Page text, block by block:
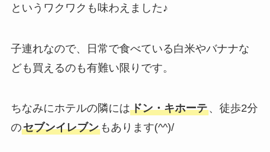
というワクワクも味わえました♪
子連れなので、日常で食べている白米やバナナな
ども買えるのも有難い限りです。
ちなみにホテルの隣にはドン・キホーテ、徒歩2分
のセブンイレブンもあります(^^)/